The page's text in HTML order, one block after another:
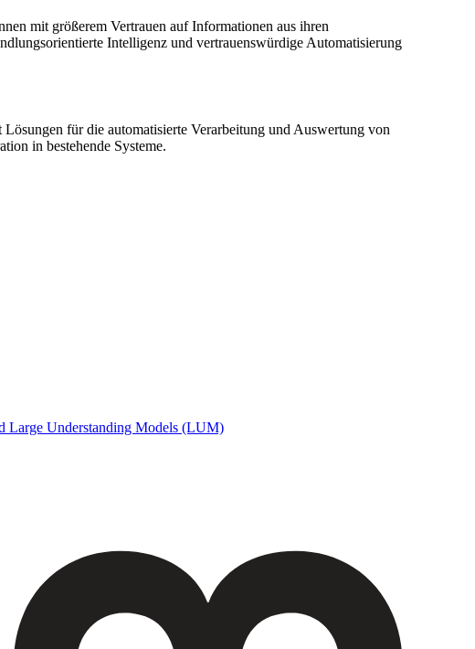
mit größerem Vertrauen auf Informationen aus ihren
Intelligenz und vertrauenswürdige Automatisierung
für die automatisierte Verarbeitung und Auswertung von
in bestehende Systeme.